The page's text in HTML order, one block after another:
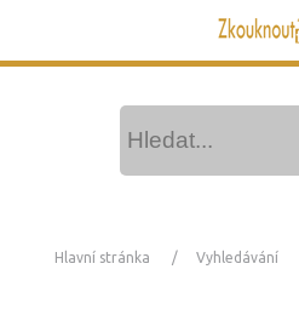
Hlavní stránka Vyhledávání